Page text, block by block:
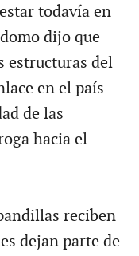
todavía en
dijo que
estructuras del
en el país
de las
hacia el
reciben
dejan parte de